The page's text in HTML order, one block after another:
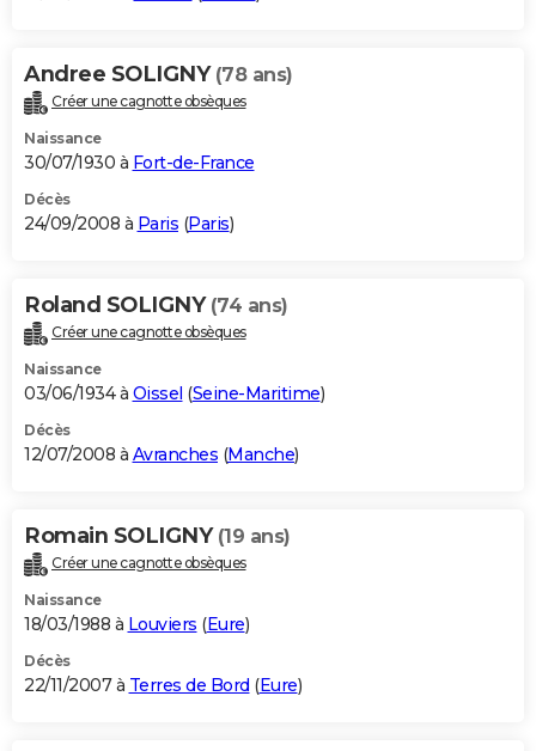
Andree SOLIGNY (78 ans)
Créer une cagnotte obsèques
Naissance
30/07/1930 à Fort-de-France
Décès
24/09/2008 à Paris (Paris)
Roland SOLIGNY (74 ans)
Créer une cagnotte obsèques
Naissance
03/06/1934 à Oissel (Seine-Maritime)
Décès
12/07/2008 à Avranches (Manche)
Romain SOLIGNY (19 ans)
Créer une cagnotte obsèques
Naissance
18/03/1988 à Louviers (Eure)
Décès
22/11/2007 à Terres de Bord (Eure)